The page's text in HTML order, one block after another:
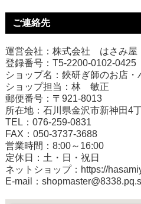
ご連絡先
運営会社：株式会社 はさみ屋
登録番号：T5-2200-0102-0425
ショップ名：鋏研ぎ師のお店・
ショップ担当：林 敏正
郵便番号：〒921-8013
所在地：石川県金沢市新神田4
TEL：076-259-0831
FAX：050-3737-3688
営業時間：8:00～16:00
定休日：土・日・祝日
ネットショップ： https://
E-mail：